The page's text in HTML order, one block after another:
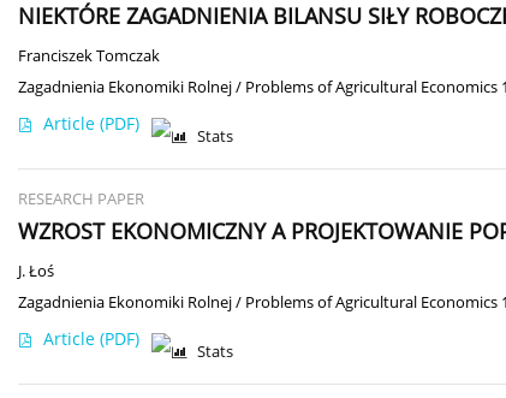
NIEKTÓRE ZAGADNIENIA BILANSU SIŁY
Franciszek Tomczak
Zagadnienia Ekonomiki Rolnej / Problems of Agricultural Economics
Article (PDF)
Stats
RESEARCH PAPER
WZROST EKONOMICZNY A PROJEKTOWANIE
J. Łoś
Zagadnienia Ekonomiki Rolnej / Problems of Agricultural Economics
Article (PDF)
Stats